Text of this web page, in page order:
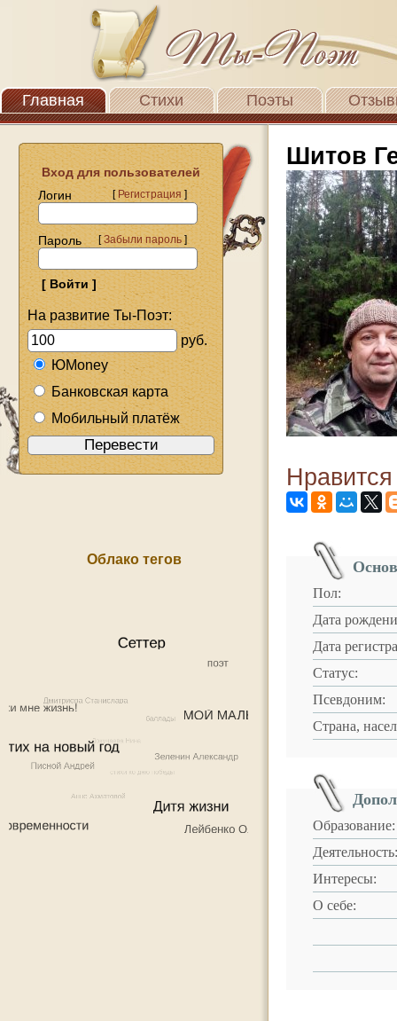
Главная Стихи Поэты
Вход для пользователей
Логин
[Регистрация]
Пароль [Забыли пароль]
На развитие Ты-Поэт:
руб.
ЮMoney
Банковская карта
Мобильный платёж
Облако тегов
Шитов
Пол:
Дата
Дата
Статус:
Псевдоним:
Страна,
Образование:
Деятельность:
Интересы:
О себе: